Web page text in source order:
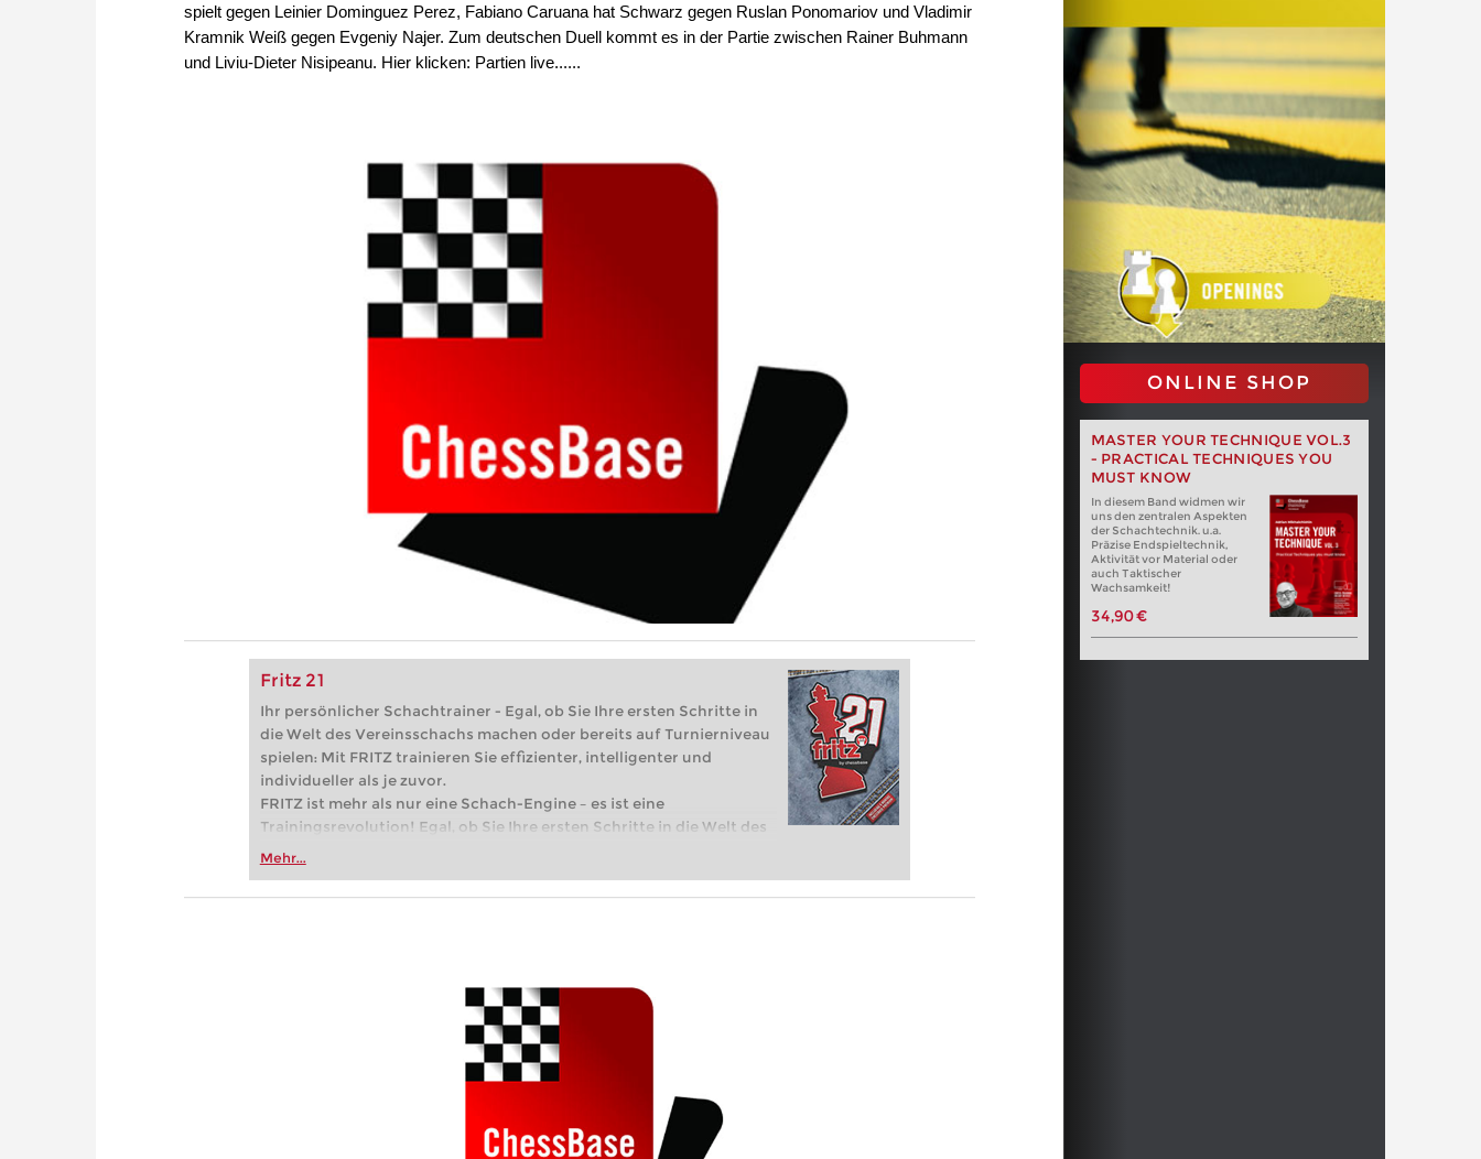
spielt gegen Leinier Dominguez Perez, Fabiano Caruana hat Schwarz gegen Ruslan Ponomariov und Vladimir
Kramnik Weiß gegen Evgeniy Najer. Zum deutschen Duell kommt es in der Partie zwischen Rainer Buhmann
und Liviu-Dieter Nisipeanu. Hier klicken: Partien live......
Fritz 21
Ihr persönlicher Schachtrainer - Egal, ob Sie Ihre ersten Schritte in
die Welt des Vereinsschachs machen oder bereits auf Turnierniveau
spielen: Mit FRITZ trainieren Sie effizienter, intelligenter und
individueller als je zuvor.
FRITZ ist mehr als nur eine Schach-Engine – es ist eine
Trainingsrevolution! Egal, ob Sie Ihre ersten Schritte in die Welt des
Vereinsschachs machen oder bereits auf Turnierniveau spielen: Mit
zuvor.
Mehr...
ONLINE SHOP
MASTER YOUR TECHNIQUE VOL.3
- PRACTICAL TECHNIQUES YOU
MUST KNOW
In diesem Band widmen wir
uns den zentralen Aspekten
der Schachtechnik. u.a.
Präzise Endspieltechnik,
Aktivität vor Material oder
auch Taktischer
Wachsamkeit!
34,90 €